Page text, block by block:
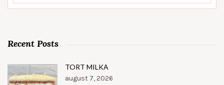
Recent Posts
TORT MILKA
august 7, 2026